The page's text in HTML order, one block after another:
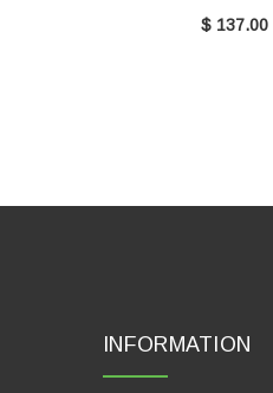
$ 137.00
INFORMATION